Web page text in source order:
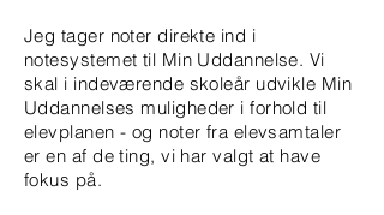
Jeg tager noter direkte ind i
notesystemet til Min Uddannelse. Vi
skal i indeværende skoleår udvikle Min
Uddannelses muligheder i forhold til
elevplanen - og noter fra elevsamtaler
er en af de ting, vi har valgt at have
fokus på.